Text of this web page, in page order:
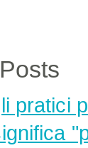
pratici